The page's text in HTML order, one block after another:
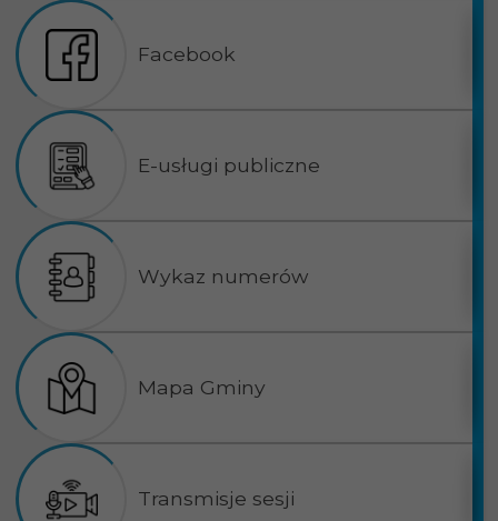
Facebook
E-usługi publiczne
Wykaz numerów
Mapa Gminy
Transmisje sesji